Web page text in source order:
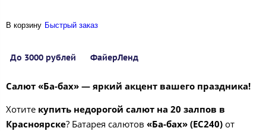
В корзину Быстрый заказ
До 3000 рублей ФайерЛенд
Салют «Ба-бах» — яркий акцент вашего праздника!
Хотите купить недорогой салют на 20 залпов в
Красноярске? Батарея салютов «Ба-бах» (ЕС240) от